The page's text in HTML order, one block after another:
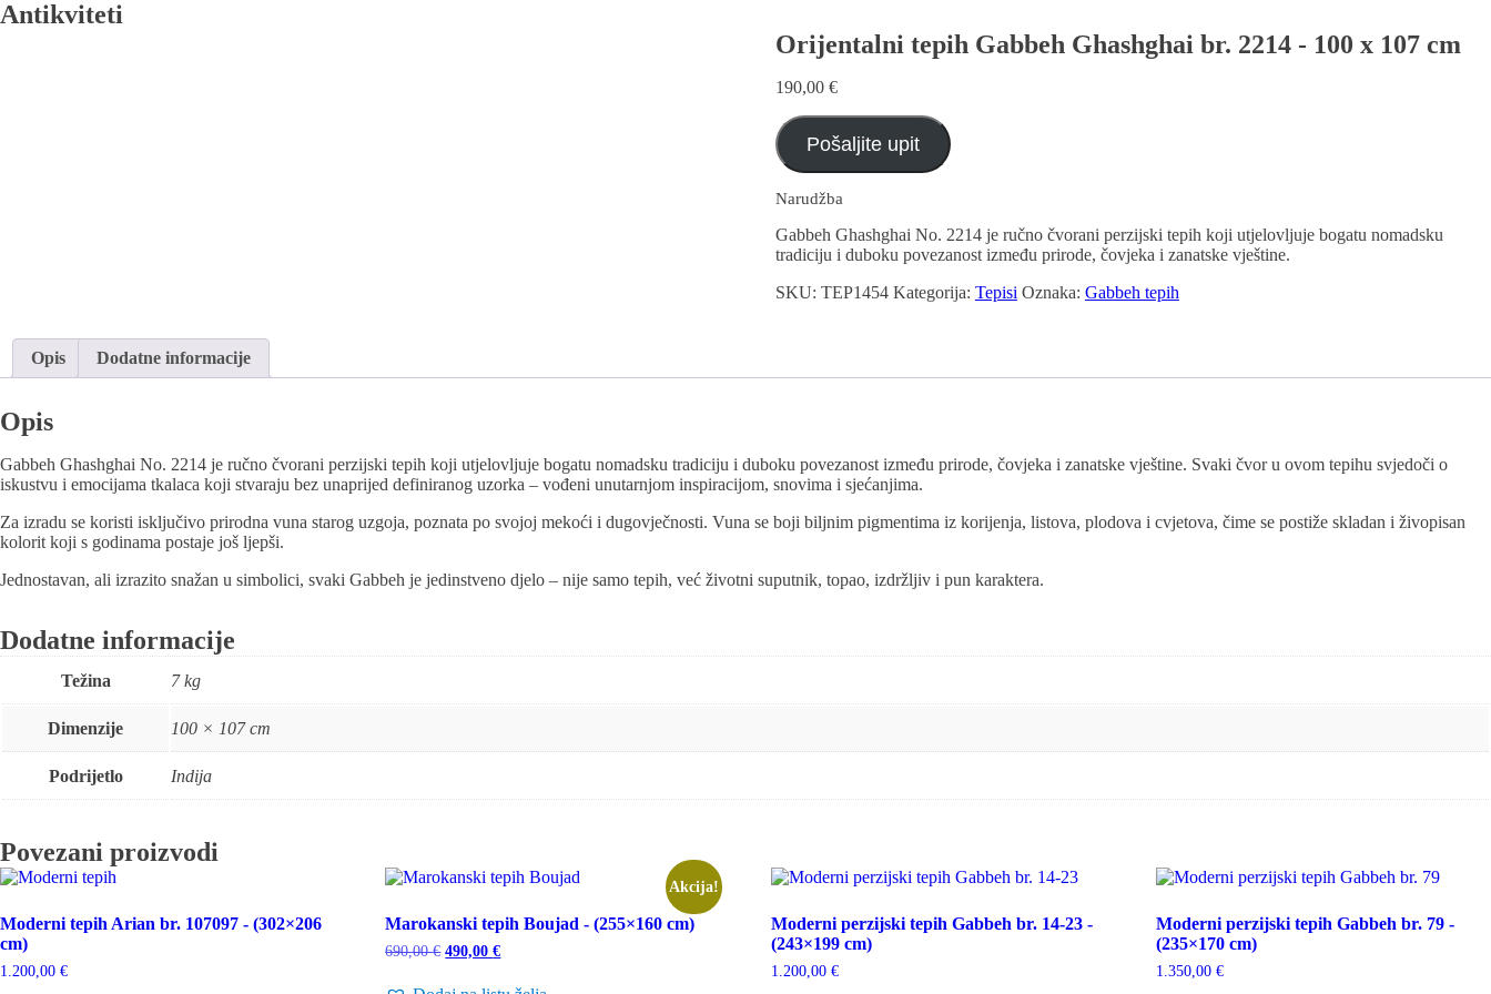
Antikviteti
Orijentalni tepih Gabbeh Ghashghai br. 2214 - 100 x 107 cm
190,00 €
Pošaljite upit
Narudžba
Gabbeh Ghashghai No. 2214 je ručno čvorani perzijski tepih koji utjelovljuje bogatu nomadsku
tradiciju i duboku povezanost između prirode, čovjeka i zanatske vještine.
SKU: TEP1454 Kategorija: Tepisi Oznaka: Gabbeh tepih
Opis Dodatne informacije
Opis
Gabbeh Ghashghai No. 2214 je ručno čvorani perzijski tepih koji utjelovljuje bogatu nomadsku tradiciju i duboku povezanost između prirode, čovjeka i zanatske vještine. Svaki čvor u ovom tepihu svjedoči o
iskustvu i emocijama tkalaca koji stvaraju bez unaprijed definiranog uzorka – vođeni unutarnjom inspiracijom, snovima i sjećanjima.
Za izradu se koristi isključivo prirodna vuna starog uzgoja, poznata po svojoj mekoći i dugovječnosti. Vuna se boji biljnim pigmentima iz korijenja, listova, plodova i cvjetova, čime se postiže skladan i živopisan
kolorit koji s godinama postaje još ljepši.
Jednostavan, ali izrazito snažan u simbolici, svaki Gabbeh je jedinstveno djelo – nije samo tepih, već životni suputnik, topao, izdržljiv i pun karaktera.
Dodatne informacije
Težina 7 kg
Dimenzije 100 × 107 cm
Podrijetlo Indija
Povezani proizvodi
Moderni tepih Arian br. 107097 - (302×206
cm)
1.200,00 €
Akcija!
Marokanski tepih Boujad - (255×160 cm)
690,00€ Izvorna
490,00€Trenutna
Moderni perzijski tepih Gabbeh br. 14-23 -
(243×199 cm)
1.200,00 €
Moderni perzijski tepih Gabbeh br. 79 -
(235×170 cm)
1.350,00€